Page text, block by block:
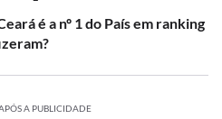
é a nº 1 do País em ranking
A PUBLICIDADE